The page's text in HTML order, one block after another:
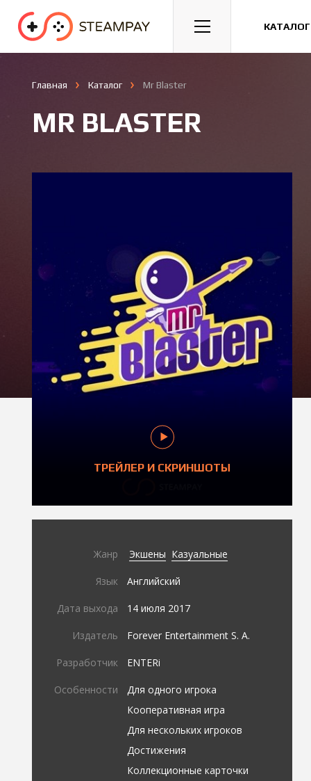
Спорт Гонки Казуальные
Главная Каталог Mr Blaster
MR BLASTER
ТРЕЙЛЕР И СКРИНШОТЫ
Жанр Экшены Казуальные
Язык Английский
Дата выхода 14 июля 2017
Издатель Forever Entertainment S. A.
Разработчик ENTERi
Особенности
Для одного игрока
Кооперативная игра
Для нескольких игроков
Достижения
Коллекционные карточки